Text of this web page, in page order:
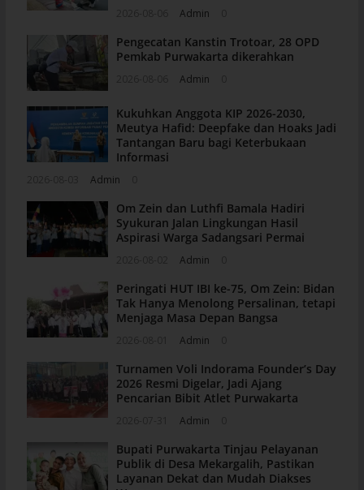
Admin
Pengecatan Kanstin Trotoar, 28 OPD
Pemkab Purwakarta dikerahkan
Admin
Kukuhkan Anggota KIP 2026-2030,
Meutya Hafid: Deepfake dan Hoaks Jadi
Tantangan Baru bagi Keterbukaan
Informasi
Admin
Om Zein dan Luthfi Bamala Hadiri
Syukuran Jalan Lingkungan Hasil
Aspirasi Warga Sadangsari Permai
Admin
Peringati HUT IBI ke-75, Om Zein: Bidan
Tak Hanya Menolong Persalinan, tetapi
Menjaga Masa Depan Bangsa
Admin
Turnamen Voli Indorama Founder’s Day
2026 Resmi Digelar, Jadi Ajang
Pencarian Bibit Atlet Purwakarta
Admin
Bupati Purwakarta Tinjau Pelayanan
Publik di Desa Mekargalih, Pastikan
Layanan Dekat dan Mudah Diakses